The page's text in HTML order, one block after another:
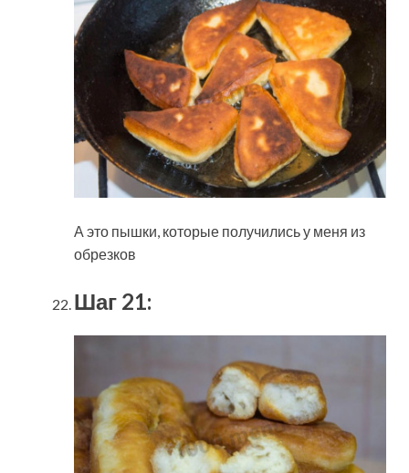
А это пышки, которые получились у меня из
обрезков
Шаг 21: